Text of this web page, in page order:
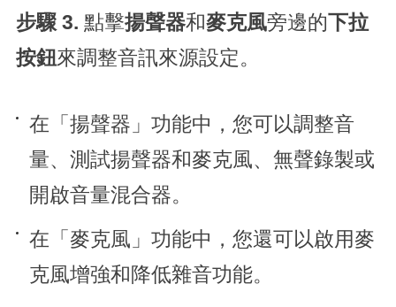
步驟 3. 點擊揚聲器和麥克風旁邊的下拉
按鈕來調整音訊來源設定。
在「揚聲器」功能中，您可以調整音
量、測試揚聲器和麥克風、無聲錄製或
開啟音量混合器。
在「麥克風」功能中，您還可以啟用麥
克風增強和降低雜音功能。